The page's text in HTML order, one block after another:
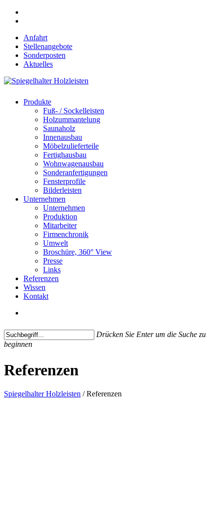
Skip
contentAnfahrt
Stellenangebote
Sonderposten
Aktuelles
search
Menu
Produkte
Fuß- / Sockelleisten
Holzummantelung
Saunaholz
Innenausbau
Möbelzulieferteile
Fertighausbau
Wohnwagenausbau
Sonderanfertigungen
Fensterprofile
Bilderleisten
Unternehmen
Unternehmen
Produktion
Mitarbeiter
Firmenchronik
Umwelt
Broschüre, 360° View
Presse
Links
Referenzen
Wissen
Kontakt
Drücken Sie Enter um die Suche zu
beginnen
Close
Search
Referenzen
Spiegelhalter Holzleisten /Referenzen